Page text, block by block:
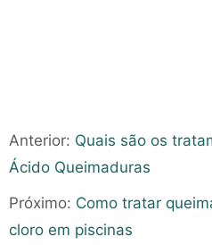
Anterior: Quais são os
Ácido Queimaduras
Próximo: Como tratar
cloro em piscinas